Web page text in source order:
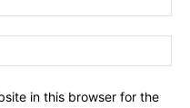
in this browser for the